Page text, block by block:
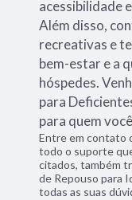
acessibilidade
Além disso,
recreativas e
bem-estar e a
hóspedes.
para
para quem
Entre em contato
todo o suporte
citados, também
de Repouso para
todas as suas